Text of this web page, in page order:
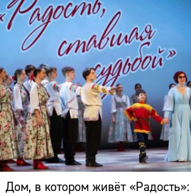
Дом, в котором живёт